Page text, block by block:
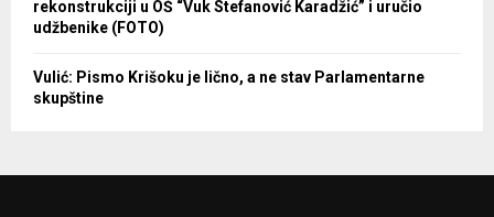
rekonstrukciji u OŠ “Vuk Stefanović Karadžić” i uručio
udžbenike (FOTO)
Vulić: Pismo Krišoku je lično, a ne stav Parlamentarne
skupštine